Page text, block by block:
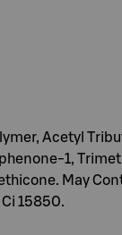
Acetyl
1,
May
Ci 15850.